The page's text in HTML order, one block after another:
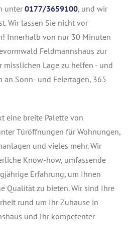
unter 0177/3659100, und wir
Wir lassen Sie nicht vor
Innerhalb von nur 30 Minuten
Feldmannshaus zur
misslichen Lage zu helfen - und
an Sonn- und Feiertagen, 365
eine breite Palette von
Türöffnungen für Wohnungen,
und vieles mehr. Wir
Know-how, umfassende
Erfahrung, um Ihnen
Qualität zu bieten. Wir sind Ihre
rund um Ihr Zuhause in
und Ihr kompetenter